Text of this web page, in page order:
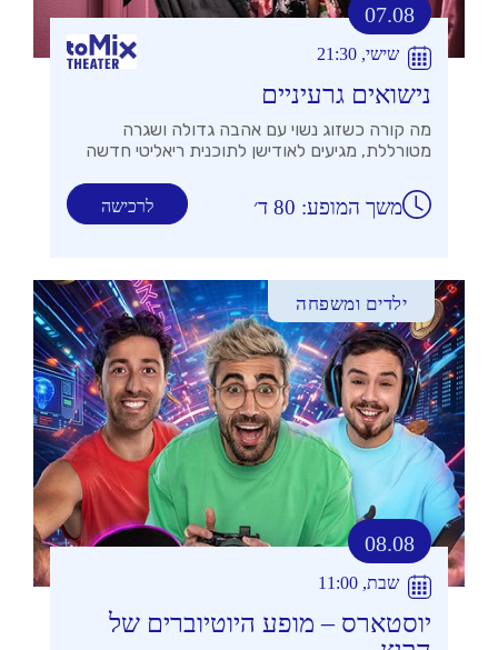
07.08
שישי, 21:30
נישואים גרעיניים
מה קורה כשזוג נשוי עם אהבה גדולה ושגרה
מטורללת, מגיעים לאודישן לתוכנית ריאליטי חדשה
לרכישה משך המופע: 80 ד׳
ילדים ומשפחה
08.08
שבת, 11:00
יוסטארס – מופע היוטיוברים של